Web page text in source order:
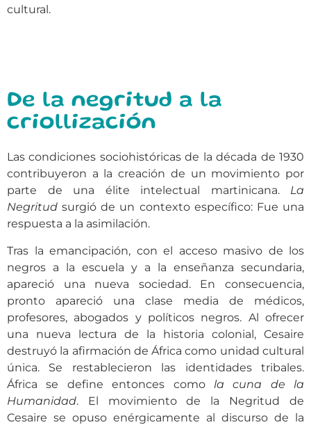
cultural.
De la negritud a la
criollización
Las condiciones sociohistóricas de la década de 1930
contribuyeron a la creación de un movimiento por
parte de una élite intelectual martinicana. La
Negritud surgió de un contexto específico: Fue una
respuesta a la asimilación.
Tras la emancipación, con el acceso masivo de los
negros a la escuela y a la enseñanza secundaria,
apareció una nueva sociedad. En consecuencia,
pronto apareció una clase media de médicos,
profesores, abogados y políticos negros. Al ofrecer
una nueva lectura de la historia colonial, Cesaire
destruyó la afirmación de África como unidad cultural
única. Se restablecieron las identidades tribales.
África se define entonces como la cuna de la
Humanidad. El movimiento de la Negritud de
Cesaire se opuso enérgicamente al discurso de la